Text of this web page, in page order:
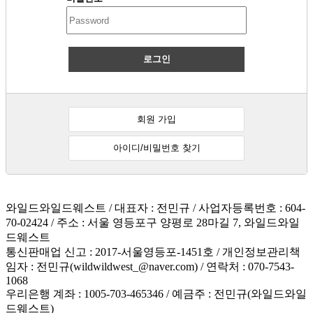
로그인
회원 가입
아이디/비밀번호 찾기
와일드와일드웨스트 / 대표자 : 전민규 / 사업자등록번호 : 604-
70-02424 / 주소 : 서울 영등포구 양평로 28마길 7, 와일드와일
드웨스트
통신판매업 신고 : 2017-서울영등포-1451호 / 개인정보관리책
임자 : 전민규(wildwildwest_@naver.com) / 연락처 : 070-7543-
1068
우리은행 계좌 : 1005-703-465346 / 예금주 : 전민규(와일드와일
드웨스트)